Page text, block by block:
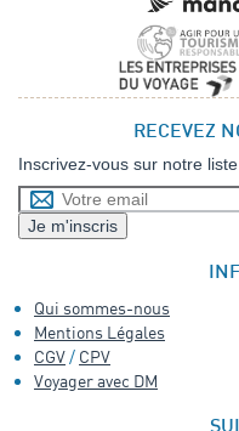
RECEVEZ
Inscrivez-vous sur notre liste
Qui sommes-nous
Mentions Légales
CGV/ CPV
Voyager avec DM